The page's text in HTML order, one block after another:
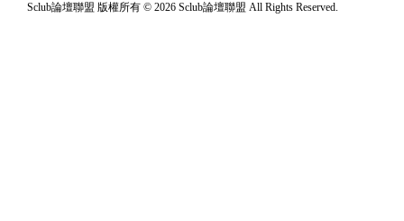
Sclub論壇聯盟 版權所有 © 2026 Sclub論壇聯盟 All Rights Reserved.